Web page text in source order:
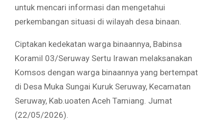
untuk mencari informasi dan mengetahui
perkembangan situasi di wilayah desa binaan.
Ciptakan kedekatan warga binaannya, Babinsa
Koramil 03/Seruway Sertu Irawan melaksanakan
Komsos dengan warga binaannya yang bertempat
di Desa Muka Sungai Kuruk Seruway, Kecamatan
Seruway, Kab.uoaten Aceh Tamiang. Jumat
(22/05/2026).